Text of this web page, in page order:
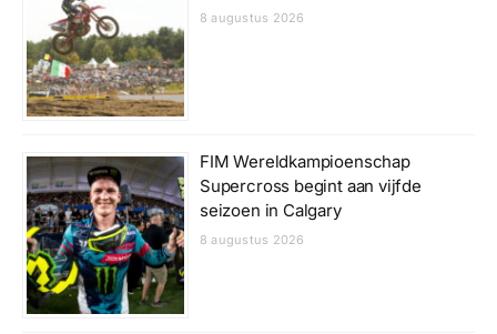
8 augustus 2026
FIM Wereldkampioenschap
Supercross begint aan vijfde
seizoen in Calgary
8 augustus 2026